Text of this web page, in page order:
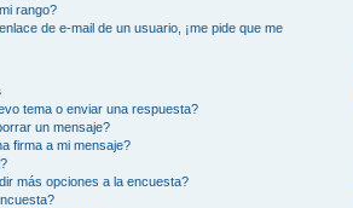
rango?
de e-mail de un usuario, ¡me pide que me
tema o enviar una respuesta?
un mensaje?
firma a mi mensaje?
más opciones a la encuesta?